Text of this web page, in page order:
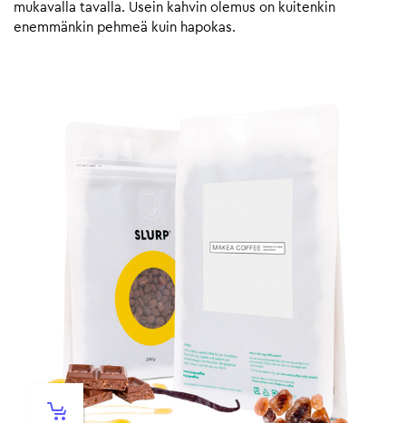
mukavalla tavalla. Usein kahvin olemus on kuitenkin
enemmänkin pehmeä kuin hapokas.